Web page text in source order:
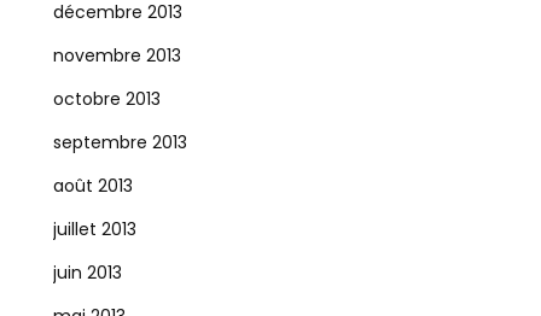
décembre 2013
novembre 2013
octobre 2013
septembre 2013
août 2013
juillet 2013
juin 2013